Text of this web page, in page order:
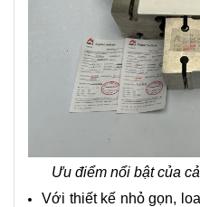
Ưu điểm nổi bật của
Với thiết kế nhỏ gọn,